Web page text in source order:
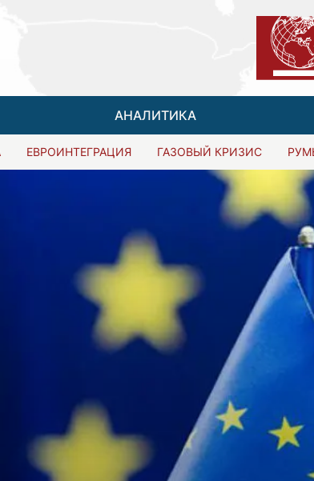
АНАЛИТИКА
ЕВРОИНТЕГРАЦИЯ ГАЗОВЫЙ КРИЗИС